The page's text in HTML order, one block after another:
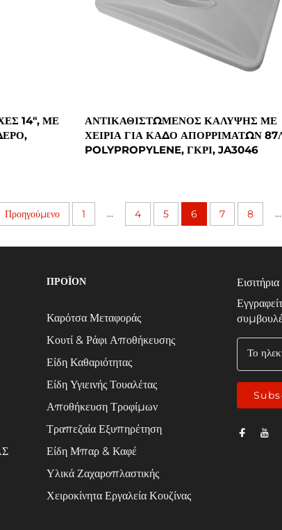
14", ΜΕ
ΑΝΤΙΚΑΘΙΣΤΏΜΕΝΟΣ ΚΆΛΥΨΗΣ ΜΕ
ΧΕΙΡΙΆ ΓΙΑ ΚΆΔΟ ΑΠΟΡΡΙΜΑΤΩΝ
POLYPROPYLENE, ΓΚΡΙ, JA3046
Προηγούμενο 1 ... 4 5 6 7 8 ...
ΠΡΟΪΌΝ
Καρότσα Μεταφοράς
Κουτί & Ράφι Αποθήκευσης
Είδη Καθαριότητας
Είδη Υγιεινής Τουαλέτας
Αποθήκευση Τροφίμων
Τραπεζαία Εξυπηρέτηση
Είδη Μπαρ & Καφέ
Υλικά Ζαχαροπλαστικής
Χειροκίνητα Εργαλεία Κουζίνας
Το